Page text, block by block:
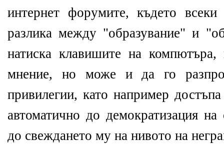
интернет форумите, където
разлика между "образувание" и
натиска клавишите на
мнение, но може и да го
привилегии, като например
автоматично до демократизация
до свеждането му на нивото на